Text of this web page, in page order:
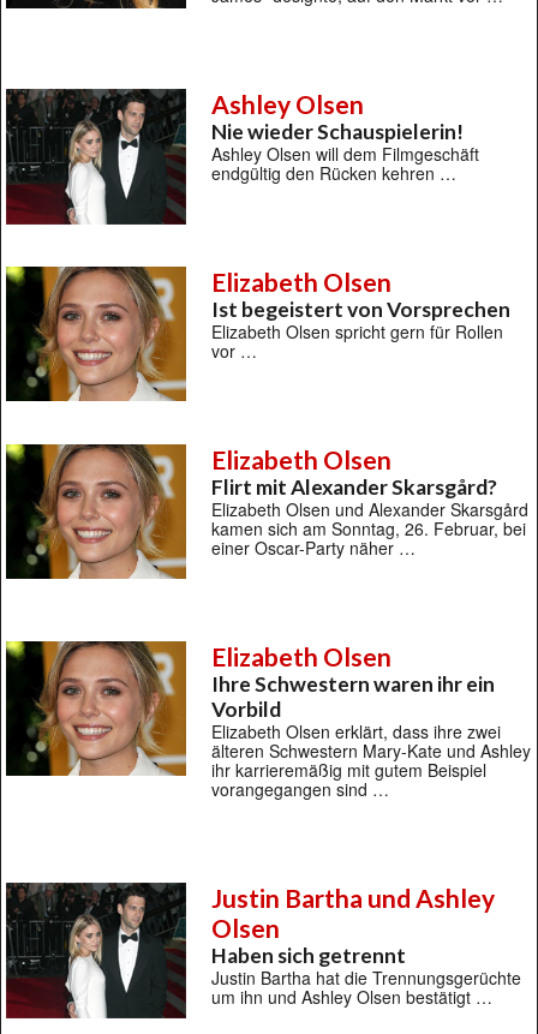
Ashley Olsen
Nie wieder Schauspielerin!
Ashley Olsen will dem Filmgeschäft
endgültig den Rücken kehren …
Elizabeth Olsen
Ist begeistert von Vorsprechen
Elizabeth Olsen spricht gern für Rollen
vor …
Elizabeth Olsen
Flirt mit Alexander Skarsgård?
Elizabeth Olsen und Alexander Skarsgård
kamen sich am Sonntag, 26. Februar, bei
einer Oscar-Party näher …
Elizabeth Olsen
Ihre Schwestern waren ihr ein
Vorbild
Elizabeth Olsen erklärt, dass ihre zwei
älteren Schwestern Mary-Kate und Ashley
ihr karrieremäßig mit gutem Beispiel
vorangegangen sind …
Justin Bartha und Ashley
Olsen
Haben sich getrennt
Justin Bartha hat die Trennungsgerüchte
um ihn und Ashley Olsen bestätigt …